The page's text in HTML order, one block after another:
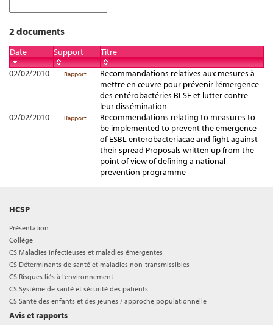
2 documents
Date Support
Titre
02/02/2010
Rapport
Recommandations relatives aux mesures à
mettre en œuvre pour prévenir l’émergence
des entérobactéries BLSE et lutter contre
leur dissémination
02/02/2010
Rapport
Recommendations relating to measures to
be implemented to prevent the emergence
of ESBL enterobacteriacae and fight against
their spread Proposals written up from the
point of view of defining a national
prevention programme
HCSP
Présentation
Collège
CS Maladies infectieuses et maladies émergentes
CS Déterminants de santé et maladies non-transmissibles
CS Risques liés à l’environnement
CS Système de santé et sécurité des patients
CS Santé des enfants et des jeunes / approche populationnelle
Avis et rapports